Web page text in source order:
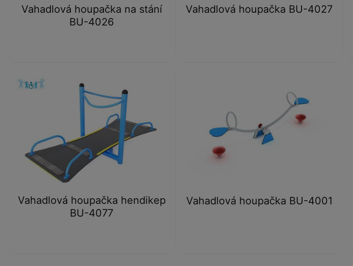
Vahadlová houpačka na stání
BU-4026
Vahadlová houpačka BU-4027
Vahadlová houpačka hendikep
BU-4077
Vahadlová houpačka BU-4001